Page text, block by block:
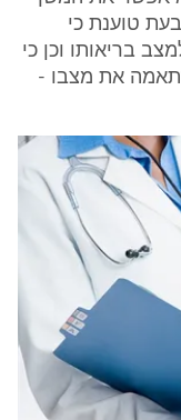
טוענת כי
בריאותו וכן כי
את מצבו -